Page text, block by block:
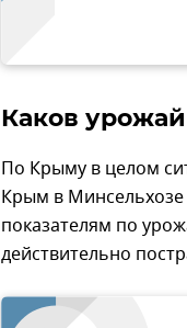
Каков
По Крыму в целом
Крым в
показателям по
действительно